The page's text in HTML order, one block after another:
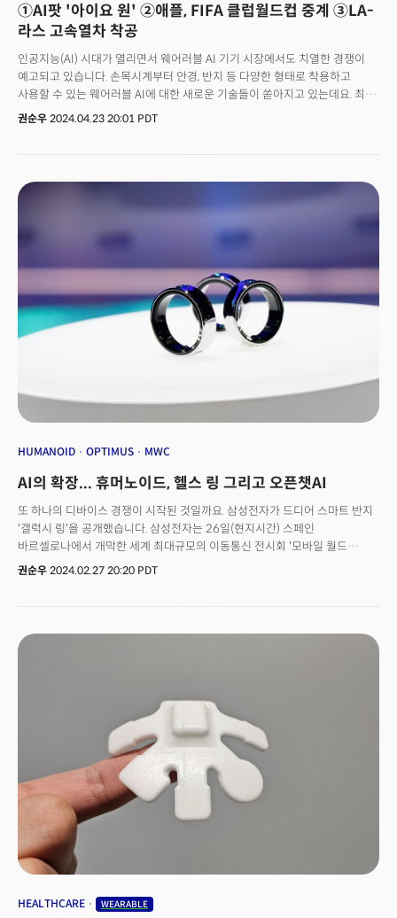
①AI팟 '아이요 원' ②애플, FIFA 클럽월드컵 중계 ③LA-
라스 고속열차 착공
인공지능(AI) 시대가 열리면서 웨어러블 AI 기기 시장에서도 치열한 경쟁이
예고되고 있습니다. 손목시계부터 안경, 반지 등 다양한 형태로 착용하고
사용할 수 있는 웨어러블 AI에 대한 새로운 기술들이 쏟아지고 있는데요. 최근
AI 에어팟이 등장해 주목을 받고 있습니다. 22일(현지시간) 악시오스에
하는데요. 실시간 언어 번역과 건강 모니터링부터 개인화된 오디오 환경 및
음성 활성화 제어에 이르기까지 인공지능을 활용한 다양한 몰입형 경험을
아이요 원 디바이스는 반지름이 반달 크기의 금속 디스크에 10개의 마이크를
맞춤형 실리콘 이어 피스를 제공합니다. 향후 와이파이와 셀룰러 모델 두 가지
형태로 출시될 예정이라고 제이슨 루갈로는 테드 콘퍼런스를 통해
밝혔습니다. 이 회사는 구글 모회사인 알파벳에서 분사한 기업입니다.
알파벳을 포함해서 여러 기관들로부터 2100만달러를 조달했습니다. 버전에
따라 와이파이 버진은 599달러, 셀룰러 장착 버전은 699달러에 판매될
예정입니다. 업계에서는 여전히 우려의 시선으로 이 디바이스를 바라보고
나옵니다. 업계 전문가들은 'AI 핀'을 '최악의 제품'으로 평가하면서 구매하지
말 것을 권고하기도 했는데요. 아이요 원 역시 크게 다르지 않을 것이라고
제어되는 자체 AI 기반 운영체계를 갖출 것이라고 주장합니다. 그러나 직원
것으로 예상됩니다. 악시오스 역시 "스타트업에게 하드웨어는 어렵다"며
"제조를 아웃소싱 하지만 버그 제거에서부터 고객 지원까지 다양한 문제로
인해 어려움을 겪을 수 있다"라고 분석했습니다.다만 웨어러블AI 시장 경쟁을
더욱 치열하게 전개될 것으로 보이는데요. 시장조사업체 ‘마켓앤마켓’에
보고서에 따르면 글로벌 웨어러블AI 시장은 2024년 627억달러에서 오는
2029년 1385억달러로 커질 전망입니다. 연평균 17.2%의 성장률입니다.
권순우 2024.04.23 20:01 PDT
HUMANOID OPTIMUS MWC
AI의 확장... 휴머노이드, 헬스 링 그리고 오픈챗AI
또 하나의 디바이스 경쟁이 시작된 것일까요. 삼성전자가 드디어 스마트 반지
'갤럭시 링'을 공개했습니다. 삼성전자는 26일(현지시간) 스페인
바르셀로나에서 개막한 세계 최대규모의 이동통신 전시회 '모바일 월드
콩그레스(MWC)'에서 갤럭시 링을 선보였습니다. 갤럭시 링은 혈류를
전했습니다. 기능뿐 아니라 디자인에 대한 고민도 많았던 것으로 보이는데요.
골드와 실버, 블랙 등 세 가지 색상과 9개 사이즈를 공개했습니다. 와이어드는
애플은 멀었나? 애플 역시도 스마트링 개발을 고민했던 것으로 알려졌는데요.
앞서 지난 25일(현지시간) 블룸버그통신은 애플이 스마트링을 포함한 스마트
안경, 에어팟 등 다양한 웨어러블 제품 개발을 논의해 왔다고 전했습니다. 현재
애플은 차세대 디바이스로 공간컴퓨터를 구현한 '비전프로'에 힘을 주고 있는
모습인데요. 사업 영역 확장을 위해 피트니스 링, 스마트 안경, 그리고 카메라를
장착한 에어팟 등의 개발 방안을 모색해 왔습니다. 특히 스마트링은 하나의
아이디어에 불과하다고 블룸버그는 지적했는데요. 10년 전 관련 특허를
받았지만, 시장에 내놓기까지는 상당한 시간이 소요될 것이라는 분석이
나옵니다. 애플은 또 메타가 내놓은 레이밴 선글라스와 비슷한 가벼운 스마트
안경과 에어팟에 카메라를 장착하는 방안도 테스트하고 있는 것으로
강화하는 계기가 될 것으로 전망하면서도 아직 방법을 찾지 못했다고
권순우 2024.02.27 20:20 PDT
HEALTHCARE WEARABLE